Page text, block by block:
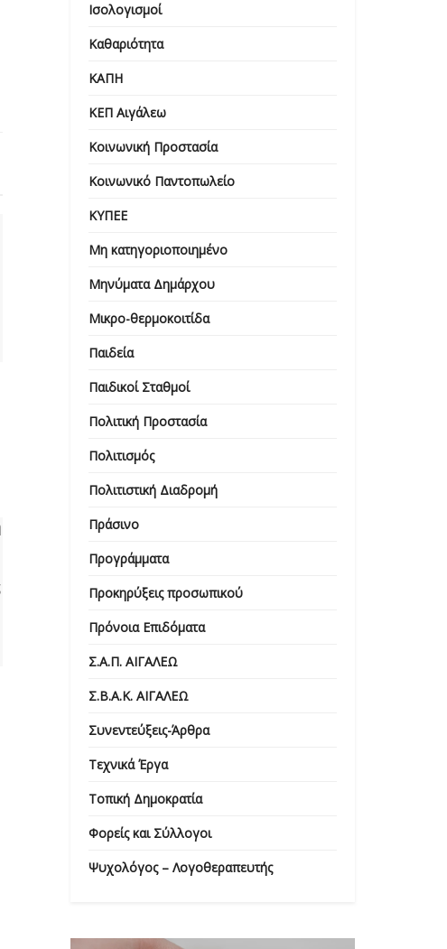
Ισολογισμοί
Καθαριότητα
ΚΑΠΗ
ΚΕΠ Αιγάλεω
Κοινωνική Προστασία
Κοινωνικό Παντοπωλείο
ΚΥΠΕΕ
Μη κατηγοριοποιημένο
Μηνύματα Δημάρχου
Μικρο-θερμοκοιτίδα
Παιδεία
Παιδικοί Σταθμοί
Πολιτική Προστασία
Πολιτισμός
Πολιτιστική Διαδρομή
Πράσινο
Προγράμματα
Προκηρύξεις προσωπικού
Πρόνοια Επιδόματα
Σ.Α.Π. ΑΙΓΑΛΕΩ
Σ.Β.Α.Κ. ΑΙΓΑΛΕΩ
Συνεντεύξεις-Άρθρα
Τεχνικά Έργα
Τοπική Δημοκρατία
Φορείς και Σύλλογοι
Ψυχολόγος – Λογοθεραπευτής